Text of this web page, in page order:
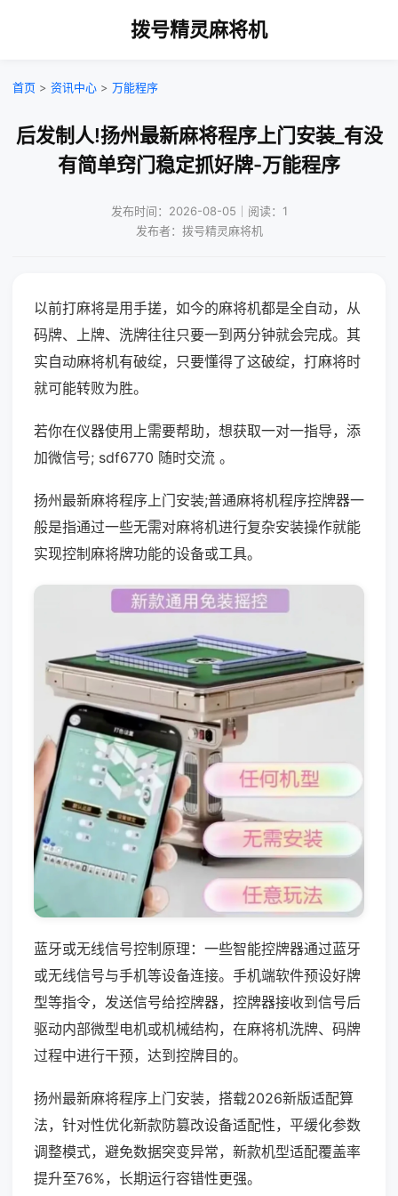
拨号精灵麻将机
首页 > 资讯中心 > 万能程序
后发制人!扬州最新麻将程序上门安装_有没
有简单窍门稳定抓好牌-万能程序
发布时间：2026-08-05｜阅读：1
发布者：拨号精灵麻将机
以前打麻将是用手搓，如今的麻将机都是全自动，从
码牌、上牌、洗牌往往只要一到两分钟就会完成。其
实自动麻将机有破绽，只要懂得了这破绽，打麻将时
就可能转败为胜。
若你在仪器使用上需要帮助，想获取一对一指导，添
加微信号; sdf6770 随时交流 。
扬州最新麻将程序上门安装;普通麻将机程序控牌器一
般是指通过一些无需对麻将机进行复杂安装操作就能
实现控制麻将牌功能的设备或工具。
蓝牙或无线信号控制原理：一些智能控牌器通过蓝牙
或无线信号与手机等设备连接。手机端软件预设好牌
型等指令，发送信号给控牌器，控牌器接收到信号后
驱动内部微型电机或机械结构，在麻将机洗牌、码牌
过程中进行干预，达到控牌目的。
扬州最新麻将程序上门安装，搭载2026新版适配算
法，针对性优化新款防篡改设备适配性，平缓化参数
调整模式，避免数据突变异常，新款机型适配覆盖率
提升至76%，长期运行容错性更强。